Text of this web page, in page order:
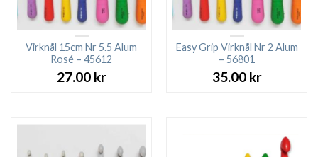
Virknål 15cm Nr 5.5 Alum
Rosé – 45612
27.00 kr
Easy Grip Virknål Nr 2 Alum
– 56801
35.00 kr